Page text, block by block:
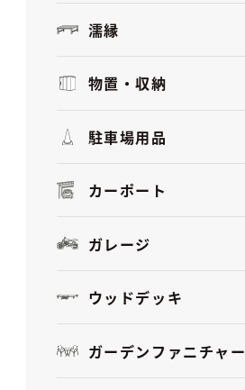
濡縁
物置・収納
駐車場用品
カーポート
ガレージ
ウッドデッキ
ガーデンファニチャー